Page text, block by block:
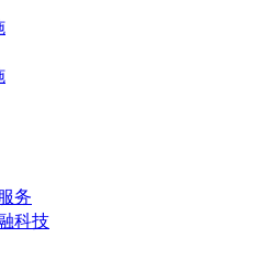
务
科技